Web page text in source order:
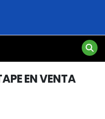
EN VENTA